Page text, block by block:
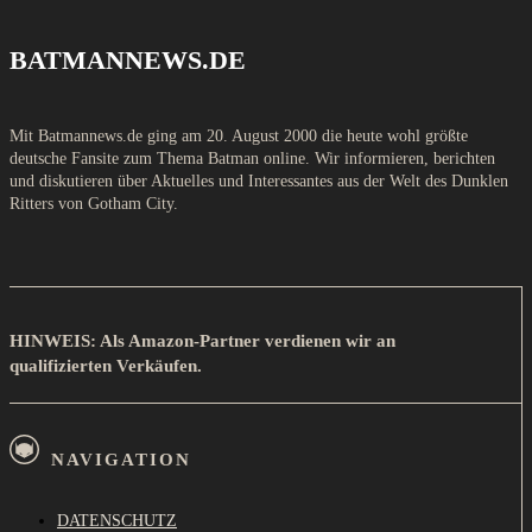
BATMANNEWS.DE
Mit Batmannews.de ging am 20. August 2000 die heute wohl größte
deutsche Fansite zum Thema Batman online. Wir informieren, berichten
und diskutieren über Aktuelles und Interessantes aus der Welt des Dunklen
Ritters von Gotham City.
HINWEIS: Als Amazon-Partner verdienen wir an
qualifizierten Verkäufen.
NAVIGATION
DATENSCHUTZ